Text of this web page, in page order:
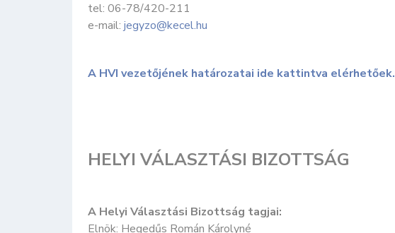
tel: 06-78/420-211
e-mail: jegyzo@kecel.hu
A HVI vezetőjének határozatai ide kattintva elérhetőek.
HELYI VÁLASZTÁSI BIZOTTSÁG
A Helyi Választási Bizottság tagjai:
Elnök: Hegedűs Román Károlyné